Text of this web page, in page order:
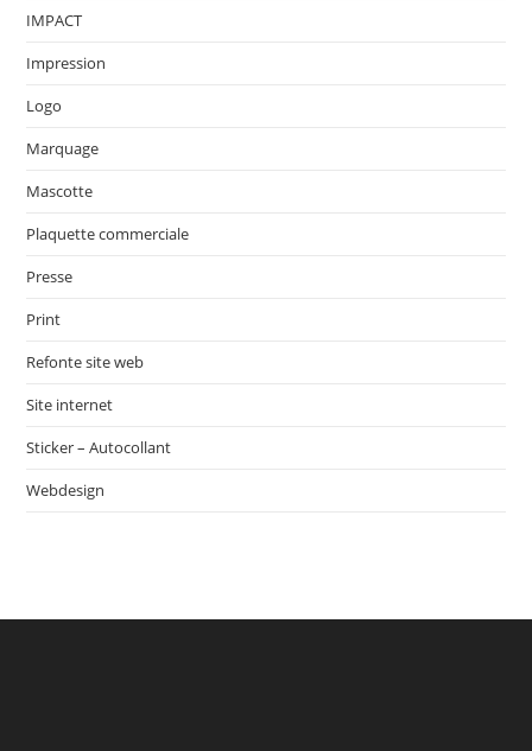
IMPACT
Impression
Logo
Marquage
Mascotte
Plaquette commerciale
Presse
Print
Refonte site web
Site internet
Sticker – Autocollant
Webdesign